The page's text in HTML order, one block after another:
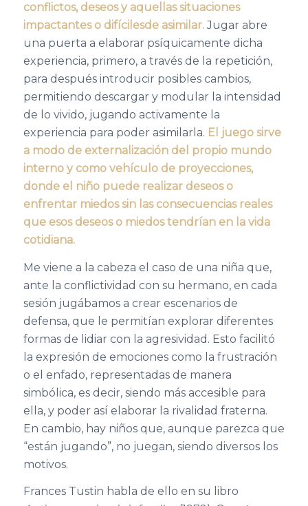
conflictos, deseosy aquellassituaciones
impactantes o difícilesde asimilar.Jugar abre
una puerta a elaborar psíquicamente dicha
experiencia, primero,a través de la repetición,
para después introducir posibles cambios,
permitiendo descargar y modular la intensidad
de lo vivido, jugando activamente la
experiencia para poder asimilarla. El juego sirve
a modo de externalización del propio mundo
interno y como vehículo de proyecciones,
dondeel niño puede realizar deseos o
enfrentar miedos sin las consecuencias reales
que esos deseos o miedos tendrían en la vida
cotidiana.
Me viene a la cabeza el caso de una niña que,
ante la conflictividad con su hermano, en cada
sesión jugábamos a crear escenarios de
defensa, que le permitían explorar diferentes
formas de lidiar con la agresividad . Esto facilitó
la expresión de emociones como la frustración
o el enfado, representadas de manera
simbólica, es decir, siendo más accesible para
ella, y poder así elaborar la rivalidad fraterna.
En cambio, hay niños que, aunque parezca que
“están jugando”, no juegan, siendo diversos los
motivos.
Frances Tustin habla de ello en su libro